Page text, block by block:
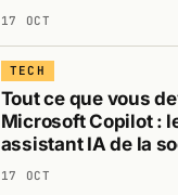
17 OCT
TECH
Tout ce que vous
Microsoft Copilot :
assistant IA de la
17 OCT